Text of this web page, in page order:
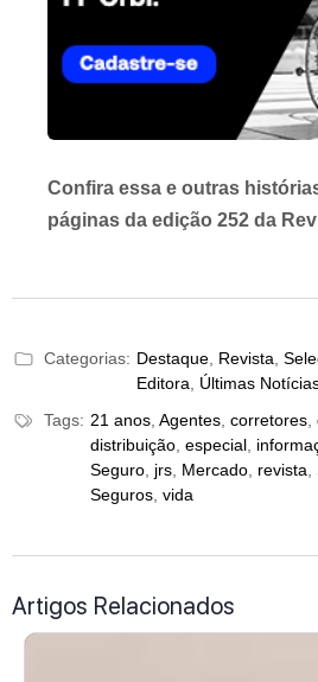
Confira essa e outras
páginas da edição 252 da
Categorias: Destaque Revista
Editora
Últimas
Tags: 21 anos Agentes corretores
distribuição especial
Seguro jrs Mercado revista
Seguros vida
Artigos Relacionados